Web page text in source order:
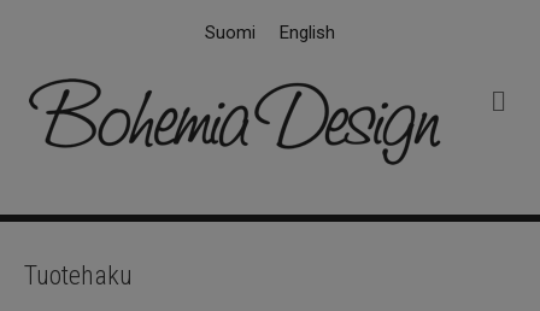
Suomi English
k
Tuotehaku